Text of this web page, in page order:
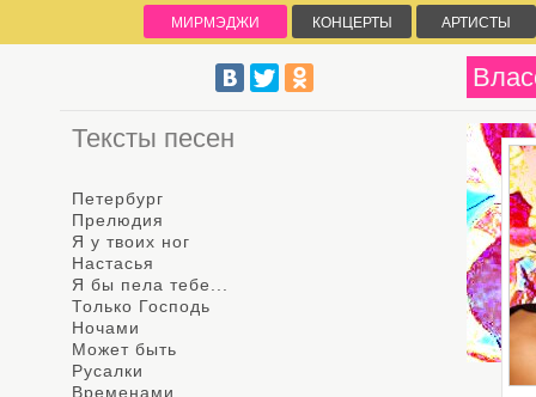
Тексты песен
Петербург
Прелюдия
Я у твоих ног
Настасья
Я бы пела тебе...
Только Господь
Ночами
Может быть
Русалки
Временами
МИРМЭДЖИ КОНЦЕРТЫ АРТИСТЫ